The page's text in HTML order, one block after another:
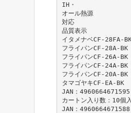
IH・
オール熱源
対応
品質表示
イタメナベCF-28FA-
フライパンCF-28A-BK
フライパンCF-26A-BK
フライパンCF-24A-BK
フライパンCF-20A-BK
タマゴヤキCF-EA-BK
JAN：4960664671595
カートン入り数：10個
JAN：4960664671588